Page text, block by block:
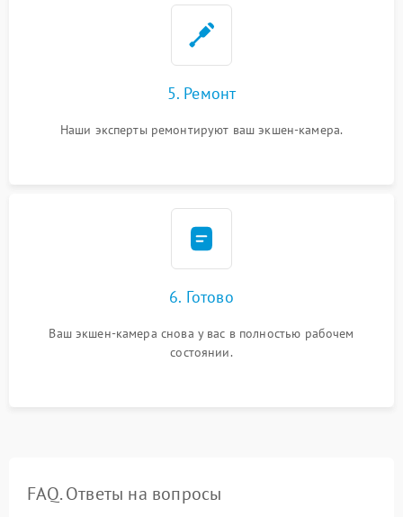
5. Ремонт
Наши эксперты ремонтируют ваш экшен-камера.
6. Готово
Ваш экшен-камера снова у вас в полностью рабочем
состоянии.
FAQ. Ответы на вопросы